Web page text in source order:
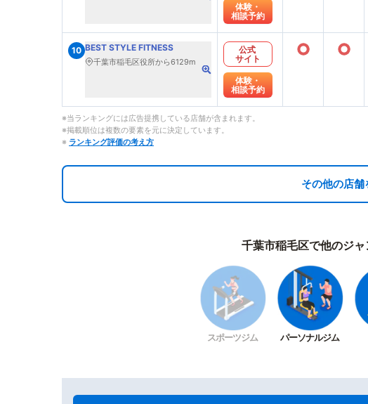
体験・
相談予約
10 BEST STYLE FITNESS
千葉市稲毛区役所から6129m
公式
サイト
体験・
相談予約
○ ○
※当ランキングには広告提携している店舗が含まれます。
※掲載順位は複数の要素を元に決定しています。
※ ランキング評価の考え方
その他の店舗
千葉市稲毛区で他のジ
スポーツジム パーソナルジム